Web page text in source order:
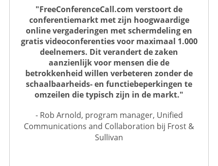
"FreeConferenceCall.com verstoort de
conferentiemarkt met zijn hoogwaardige
online vergaderingen met schermdeling en
gratis videoconferenties voor maximaal 1.000
deelnemers. Dit verandert de zaken
aanzienlijk voor mensen die de
betrokkenheid willen verbeteren zonder de
schaalbaarheids- en functiebeperkingen te
omzeilen die typisch zijn in de markt."
- Rob Arnold, program manager, Unified
Communications and Collaboration bij Frost &
Sullivan